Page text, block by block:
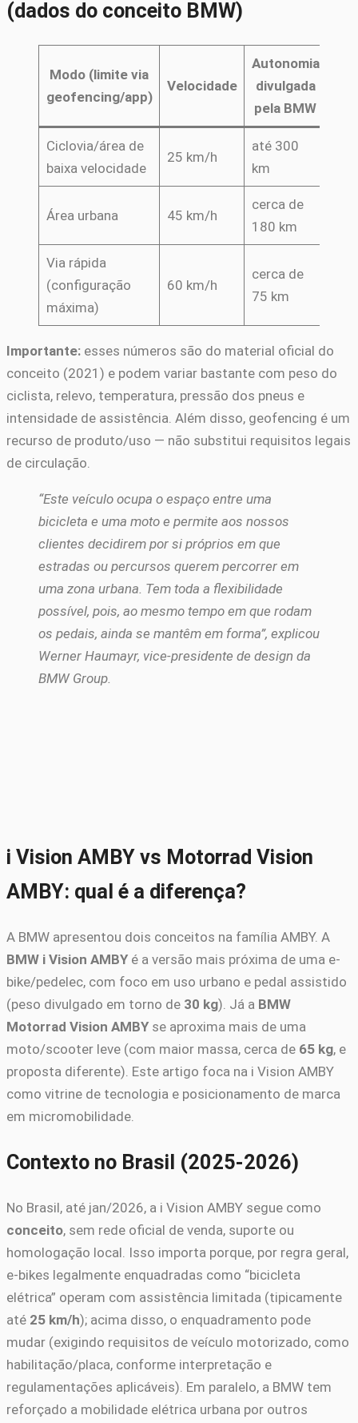
(dados do conceito BMW)
Modo (limite via
geofencing/app)
Velocidade
Autonomia
divulgada
pela BMW
Ciclovia/área de
baixa velocidade
25 km/h
até 300
km
Área urbana 45 km/h
cerca de
180 km
Via rápida
(configuração
máxima)
60 km/h
cerca de
75 km
Importante: esses números são do material oficial do
conceito (2021) e podem variar bastante com peso do
ciclista, relevo, temperatura, pressão dos pneus e
intensidade de assistência. Além disso, geofencing é um
recurso de produto/uso — não substitui requisitos legais
de circulação.
“Este veículo ocupa o espaço entre uma
bicicleta e uma moto e permite aos nossos
clientes decidirem por si próprios em que
estradas ou percursos querem percorrer em
uma zona urbana. Tem toda a flexibilidade
possível, pois, ao mesmo tempo em que rodam
os pedais, ainda se mantêm em forma”, explicou
Werner Haumayr, vice-presidente de design da
BMW Group.
i Vision AMBY vs Motorrad Vision
AMBY: qual é a diferença?
A BMW apresentou dois conceitos na família AMBY. A
BMW i Vision AMBY é a versão mais próxima de uma e-
bike/pedelec, com foco em uso urbano e pedal assistido
(peso divulgado em torno de 30 kg). Já a BMW
Motorrad Vision AMBY se aproxima mais de uma
moto/scooter leve (com maior massa, cerca de 65 kg, e
proposta diferente). Este artigo foca na i Vision AMBY
como vitrine de tecnologia e posicionamento de marca
em micromobilidade.
Contexto no Brasil (2025-2026)
No Brasil, até jan/2026, a i Vision AMBY segue como
conceito, sem rede oficial de venda, suporte ou
homologação local. Isso importa porque, por regra geral,
e-bikes legalmente enquadradas como “bicicleta
elétrica” operam com assistência limitada (tipicamente
até 25 km/h); acima disso, o enquadramento pode
mudar (exigindo requisitos de veículo motorizado, como
habilitação/placa, conforme interpretação e
regulamentações aplicáveis). Em paralelo, a BMW tem
reforçado a mobilidade elétrica urbana por outros